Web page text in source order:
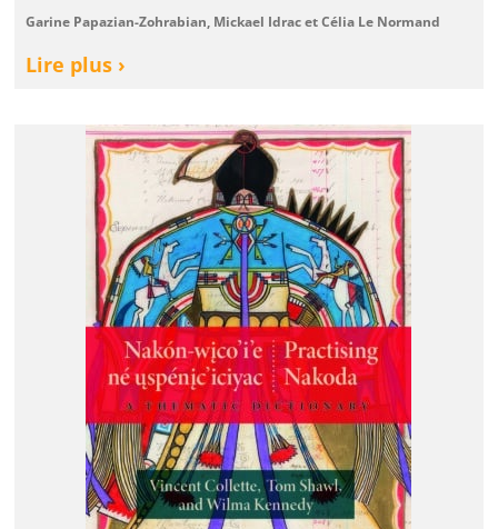
Garine Papazian-Zohrabian, Mickael Idrac et Célia Le Normand
Lire plus ›